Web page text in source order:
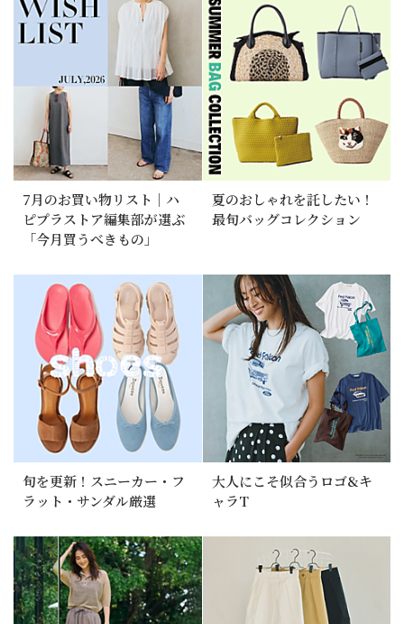
7月のお買い物リスト｜ハ
ピプラストア編集部が選ぶ
「今月買うべきもの」
夏のおしゃれを託したい！
最旬バッグコレクション
旬を更新！スニーカー・フ
ラット・サンダル厳選
大人にこそ似合うロゴ&キ
ャラT